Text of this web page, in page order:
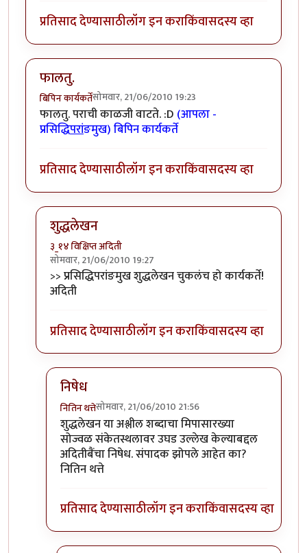
प्रतिसाद देण्यासाठीलॉग इन कराकिंवासदस्य व्हा
फालतु.
बिपिन कार्यकर्तेसोमवार, 21/06/2010 19:23
फालतु. पराची काळजी वाटते. :D (आपला -
प्रसिद्धिपरांङमुख) बिपिन कार्यकर्ते
प्रतिसाद देण्यासाठीलॉग इन कराकिंवासदस्य व्हा
शुद्धलेखन
३_१४ विक्षिप्त अदिती
सोमवार, 21/06/2010 19:27
In reply toफालतु.byबिपिन कार्यकर्ते
>> प्रसिद्धिपरांङमुख शुद्धलेखन चुकलंच हो कार्यकर्ते!
अदिती
प्रतिसाद देण्यासाठीलॉग इन कराकिंवासदस्य व्हा
निषेध
नितिन थत्तेसोमवार, 21/06/2010 21:56
In reply toशुद्धलेखनby३_१४ विक्षिप्त अदिती
शुद्धलेखन या अश्लील शब्दाचा मिपासारख्या
सोज्वळ संकेतस्थलावर उघड उल्लेख केल्याबद्दल
अदितीबैंचा निषेध. संपादक झोपले आहेत का?
नितिन थत्ते
प्रतिसाद देण्यासाठीलॉग इन कराकिंवासदस्य व्हा